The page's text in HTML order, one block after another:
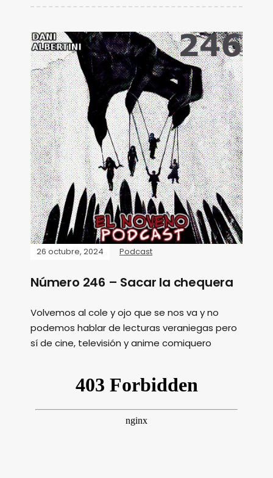
26 octubre, 2024 Podcast
Número 246 – Sacar la chequera
Volvemos al cole y ojo que se nos va y no
podemos hablar de lecturas veraniegas pero
sí de cine, televisión y anime comiquero